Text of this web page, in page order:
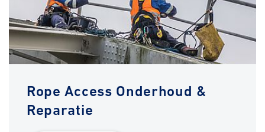
Rope Access Onderhoud &
Reparatie